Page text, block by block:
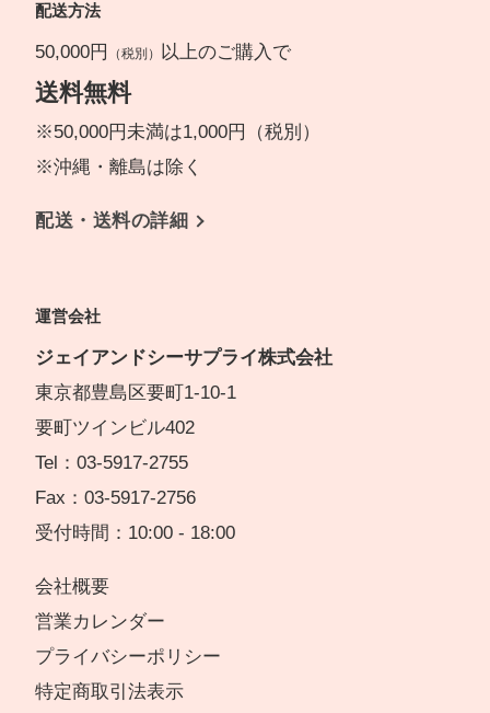
配送方法
50,000円 （税別） 以上のご購入で
送料無料
※50,000円未満は1,000円（税別）
※沖縄・離島は除く
配送・送料の詳細
運営会社
ジェイアンドシーサプライ株式会社
東京都豊島区要町1-10-1
要町ツインビル402
Tel：03-5917-2755
Fax：03-5917-2756
受付時間：10:00 - 18:00
会社概要
営業カレンダー
プライバシーポリシー
特定商取引法表示